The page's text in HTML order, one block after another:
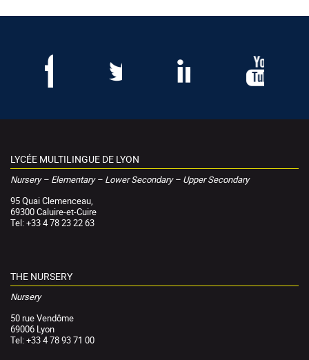
LYCÉE MULTILINGUE DE LYON
Nursery – Elementary – Lower Secondary – Upper Secondary
95 Quai Clemenceau,
69300 Caluire-et-Cuire
Tel: +33 4 78 23 22 63
THE NURSERY
Nursery
50 rue Vendôme
69006 Lyon
Tel: +33 4 78 93 71 00